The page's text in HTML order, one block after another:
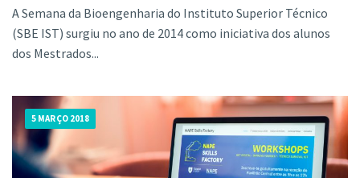
A Semana da Bioengenharia do Instituto Superior Técnico
(SBE IST) surgiu no ano de 2014 como iniciativa dos alunos
dos Mestrados...
5 MARÇO 2018